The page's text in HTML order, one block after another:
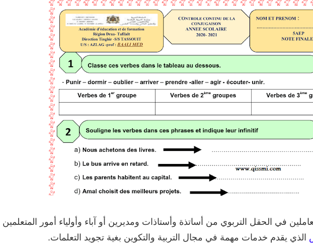
في الحقل التربوي من أساتذة وأستاذات ومديرين أو ﺁباء وأولياء أمور
الذي يقدم خدمات مهمة في مجال التربية والتكوين بغية تجويد التعلمات.